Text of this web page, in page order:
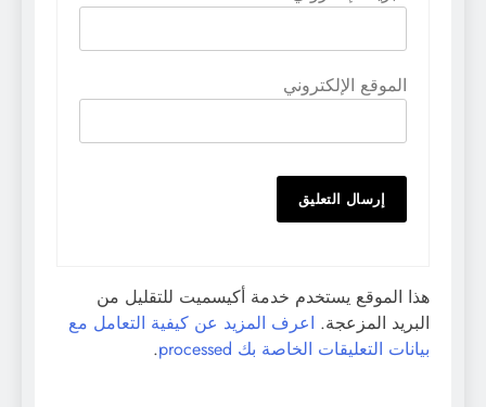
الموقع الإلكتروني
هذا الموقع يستخدم خدمة أكيسميت للتقليل من
البريد المزعجة. اعرف المزيد عن كيفية التعامل مع
بيانات التعليقات الخاصة بك processed
.